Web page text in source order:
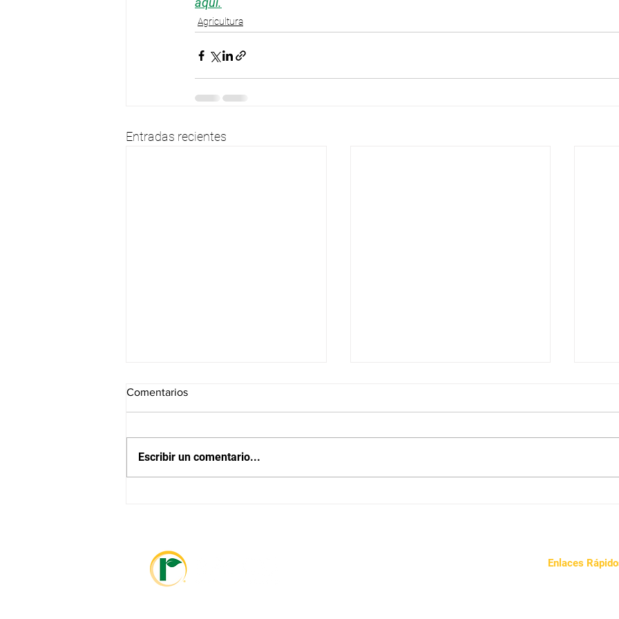
Agricultura
Entradas recientes
Comentarios
Escribir un comentario...
Enlaces